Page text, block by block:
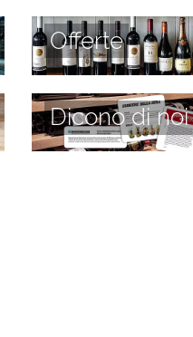
Offerte
Dicono di noi